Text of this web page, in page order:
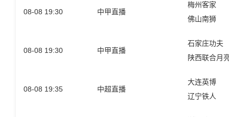
08-08 19:30 中甲直播
梅州客家
佛山南狮
08-08 19:30 中甲直播
石家庄功夫
陕西联合月
08-08 19:35 中超直播
大连英博
辽宁铁人